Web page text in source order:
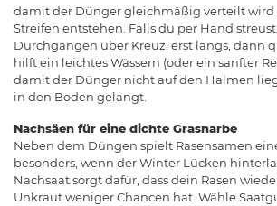
damit der Dünger gleichmäßig verteilt
Streifen entstehen. Falls du per Hand
Durchgängen über Kreuz: erst längs, dann
hilft ein leichtes Wässern (oder ein sanfter
damit der Dünger nicht auf den Halmen
in den Boden gelangt.
Nachsäen für eine dichte Grasnarbe
Neben dem Düngen spielt Rasensamen
besonders, wenn der Winter Lücken
Nachsaat sorgt dafür, dass dein Rasen
Unkraut weniger Chancen hat. Wähle